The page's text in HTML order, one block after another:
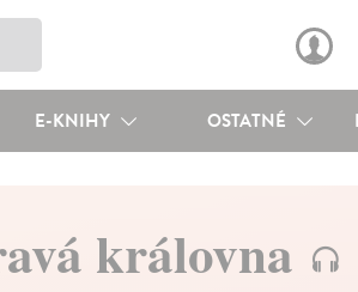
E-KNIHY OSTATNÉ
královna